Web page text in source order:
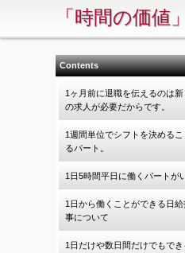
「時間の価
Contents
1ヶ月前に退職を伝えるのは
の求人が必要だからです。
1週間単位でシフトを決めるこ
るパート。
1日5時間平日に働くパートが
1日から働くことができる日
事について
1日だけや数日間だけでもでき